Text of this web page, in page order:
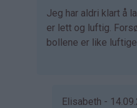
på
av
Kristine
Jeg har aldri klart å
er lett og luftig.
bollene er like
Elisabeth -